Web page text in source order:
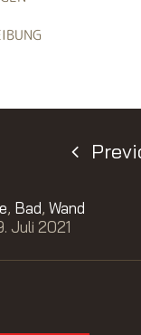
, Bad, Wand
Juli 2021